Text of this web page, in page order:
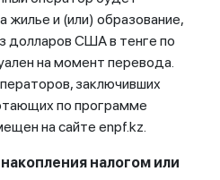
жилье и (или) образование,
долларов США в тенге по
на момент перевода.
заключивших
по программе
на сайте enpf.kz.
налогом или